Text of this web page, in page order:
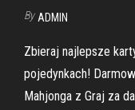
By ADMIN
Zbieraj najlepsze
pojedynkach!
Mahjonga z Graj za